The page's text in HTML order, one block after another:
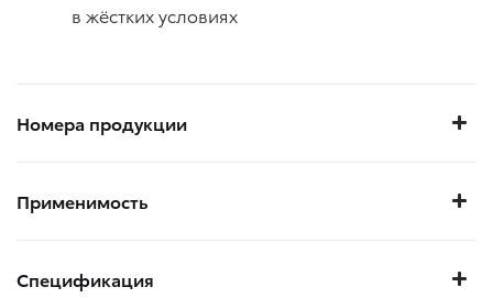
в жёстких условиях
Номера продукции
Применимость
Спецификация